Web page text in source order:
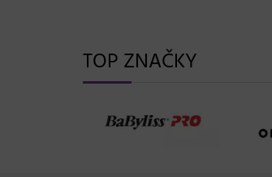
TOP ZNAČKY